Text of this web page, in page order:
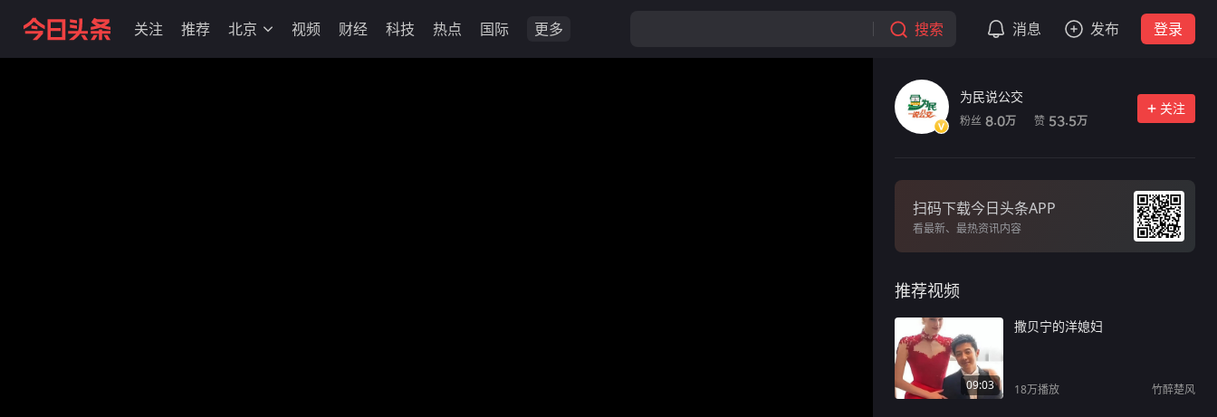
关注 推荐 北京 视频 财经 科技 热点 国际 更多 搜索 消息 发布 登录
为民说公交
粉丝 8.0万 赞 53.5万
关注
扫码下载今日头条APP
看最新、最热资讯内容
推荐视频
09:03
撒贝宁的洋媳妇
18万播放 竹醉楚风